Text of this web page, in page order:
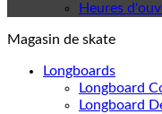
Heures
Magasin de skate
Longboards
Longboard
Longboard